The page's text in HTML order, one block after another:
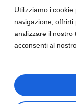
Utilizziamo i
navigazione, offrirti
analizzare il nostro
acconsenti al
Open Source
fisc. e Num.
Pistoia-Prato.
Data Security
🇮🇹Privacy e
🇬🇧Security